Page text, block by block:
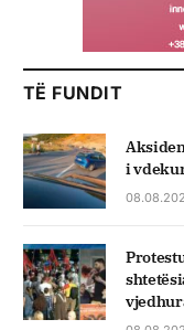
TË FUNDIT
i